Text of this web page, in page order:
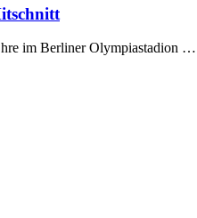
im Berliner Olympiastadion …